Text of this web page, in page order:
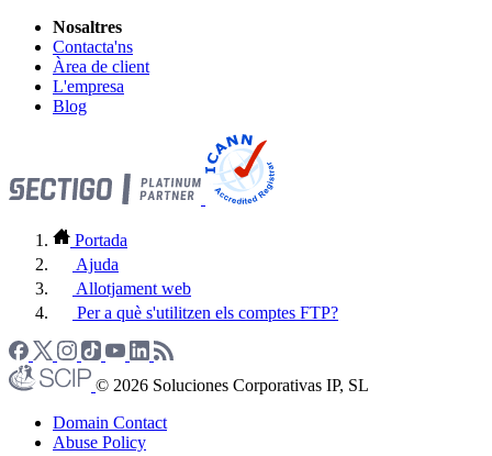
Nosaltres
Contacta'ns
Àrea de client
L'empresa
Blog
Portada
Ajuda
Allotjament web
Per a què s'utilitzen els comptes FTP?
© 2026 Soluciones Corporativas IP, SL
Domain Contact
Abuse Policy